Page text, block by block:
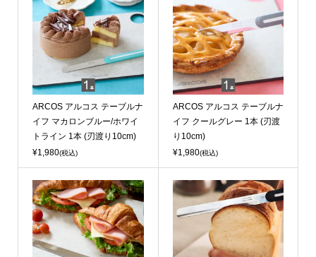
ARCOS アルコス テーブルナ
イフ マカロンブルー/ホワイ
トライン 1本 (刃渡り10cm)
¥1,980(税込)
ARCOS アルコス テーブルナ
イフ クールグレー 1本 (刃渡
り10cm)
¥1,980(税込)